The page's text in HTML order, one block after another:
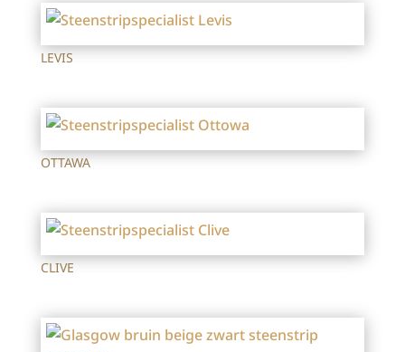
LEVIS
OTTAWA
CLIVE